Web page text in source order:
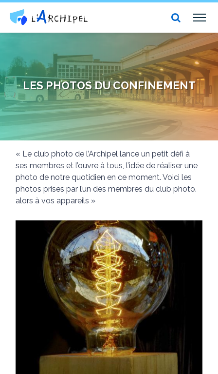
Centre social et culturel l'Archipel
LES PHOTOS DU CONFINEMENT
« Le club photo de l’Archipel lance un petit défi à
ses membres et l’ouvre à tous, l’idée de réaliser une
photo de notre quotidien en ce moment. Voici les
photos prises par l’un des membres du club photo.
alors à vos appareils »